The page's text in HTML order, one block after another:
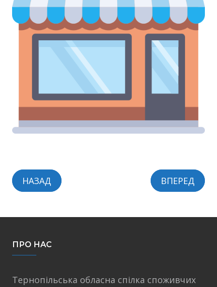
НАЗАД ВПЕРЕД
ПРО НАС
Тернопільська обласна спілка споживчих